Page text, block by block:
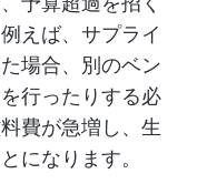
えば、サプライ
場合、別のベン
行ったりする必
費が急増し、生
になります。